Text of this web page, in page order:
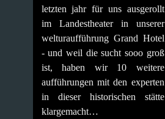
letzten jahr für uns ausgerollt
im Landestheater in unserer
welturaufführung Grand Hotel
- und weil die sucht sooo groß
ist, haben wir 10 weitere
aufführungen mit den experten
in dieser historischen stätte
klargemacht…